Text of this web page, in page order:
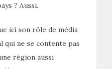
? Aussi.
ici son rôle de média
qui ne se contente pas
région aussi